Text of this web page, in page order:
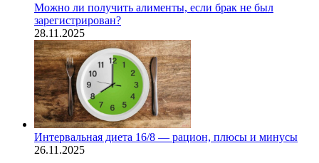
Можно ли получить алименты, если брак не был
зарегистрирован?
28.11.2025
Интервальная диета 16/8 — рацион, плюсы и минусы
26.11.2025